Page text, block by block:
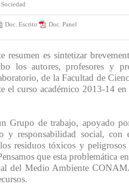
Doc. Escrito Doc. Panel
resumen es sintetizar
los autores, profesores y
de la Facultad de
el curso académico 2013-14
Grupo de trabajo, apoyado
y responsabilidad social,
residuos tóxicos y peligrosos
que esta problemática
del Medio Ambiente